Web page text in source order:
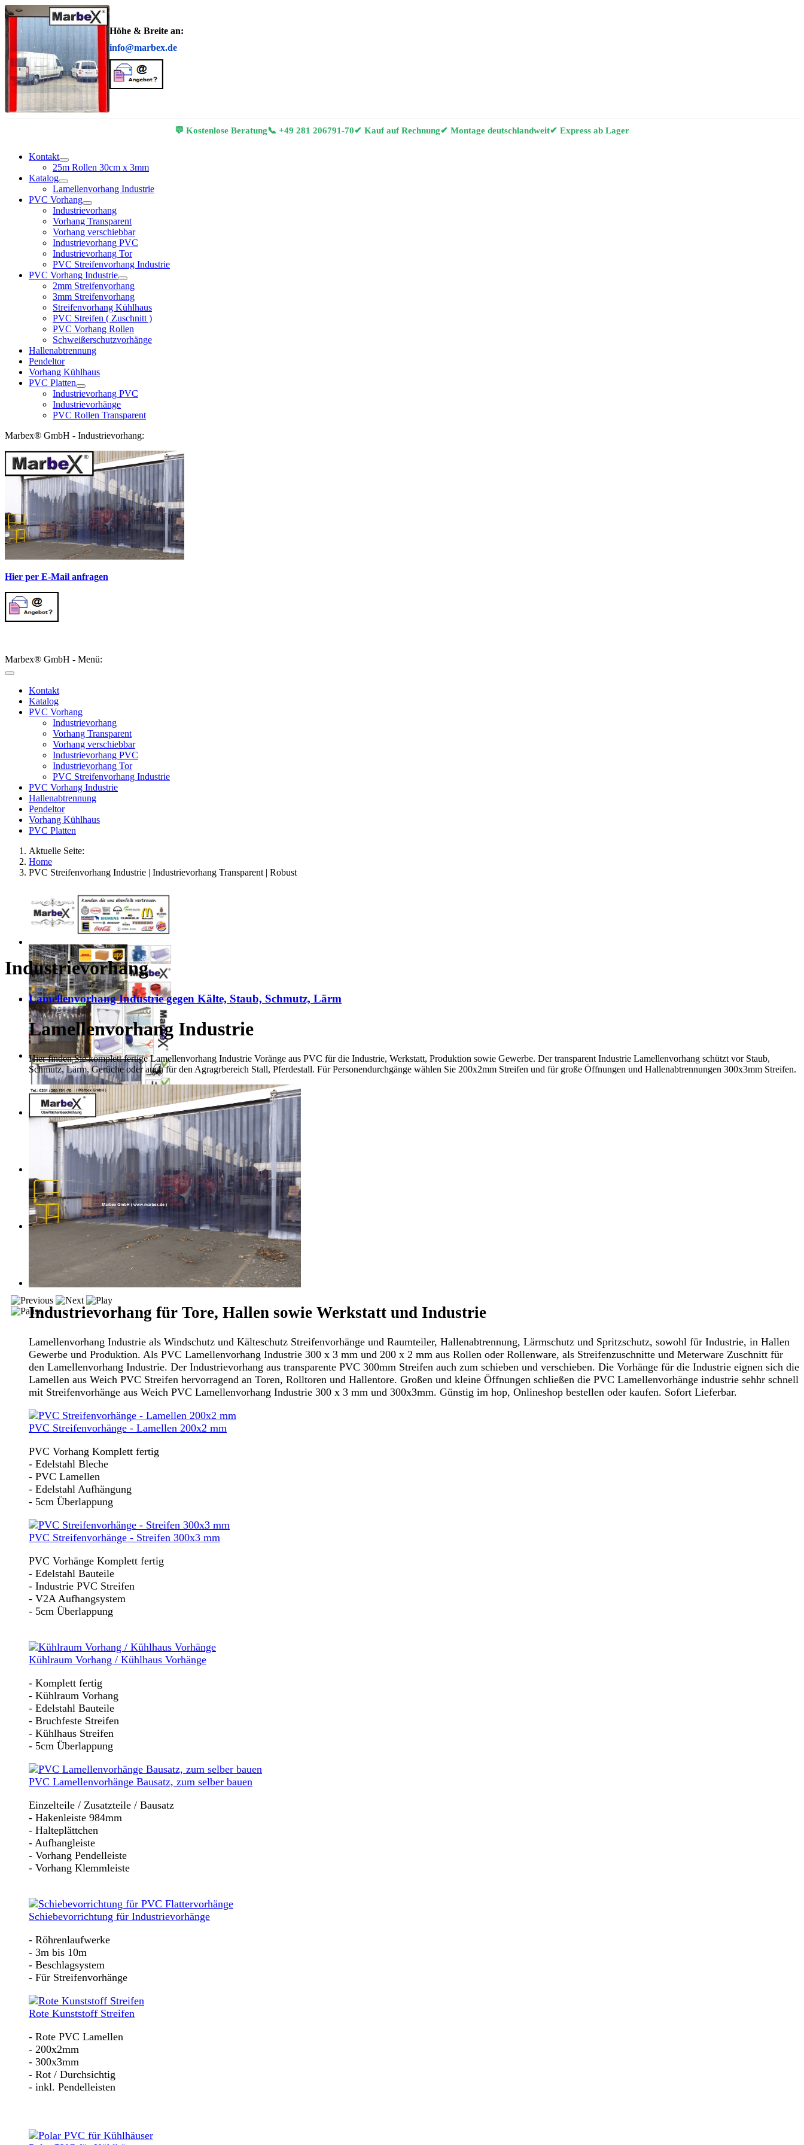
Höhe & Breite an:
info@marbex.de
💬 Kostenlose Beratung📞 +49 281 206791-70✔ Kauf auf Rechnung✔ Montage deutschlandweit✔ Express ab Lager
Kontakt
25m Rollen 30cm x 3mm
Katalog
Lamellenvorhang Industrie
PVC Vorhang
Industrievorhang
Vorhang Transparent
Vorhang verschiebbar
Industrievorhang PVC
Industrievorhang Tor
PVC Streifenvorhang Industrie
PVC Vorhang Industrie
2mm Streifenvorhang
3mm Streifenvorhang
Streifenvorhang Kühlhaus
PVC Streifen ( Zuschnitt )
PVC Vorhang Rollen
Schweißerschutzvorhänge
Hallenabtrennung
Pendeltor
Vorhang Kühlhaus
PVC Platten
Industrievorhang PVC
Industrievorhänge
PVC Rollen Transparent
Marbex® GmbH - Industrievorhang:
Hier per E-Mail anfragen
Marbex® GmbH - Menü:
Kontakt
Katalog
PVC Vorhang
Industrievorhang
Vorhang Transparent
Vorhang verschiebbar
Industrievorhang PVC
Industrievorhang Tor
PVC Streifenvorhang Industrie
PVC Vorhang Industrie
Hallenabtrennung
Pendeltor
Vorhang Kühlhaus
PVC Platten
Aktuelle Seite:
Home
PVC Streifenvorhang Industrie | Industrievorhang Transparent | Robust
Industrievorhang
Lamellenvorhang Industrie gegen Kälte, Staub, Schmutz, Lärm
Lamellenvorhang Industrie
Hier finden Sie komplett fertige Lamellenvorhang Industrie Voränge aus PVC für die Industrie, Werkstatt, Produktion sowie Gewerbe. Der transparent Industrie Lamellenvorhang schützt vor Staub,
Schmutz, Lärm, Gerüche oder auch für den Agragrbereich Stall, Pferdestall. Für Personendurchgänge wählen Sie 200x2mm Streifen und für große Öffnungen und Hallenabtrennungen 300x3mm Streifen.
Industrievorhang für Tore, Hallen sowie Werkstatt und Industrie
Lamellenvorhang Industrie als Windschutz und Kälteschutz Streifenvorhänge und Raumteiler, Hallenabtrennung, Lärmschutz und Spritzschutz, sowohl für Industrie, in Hallen
Gewerbe und Produktion. Als PVC Lamellenvorhang Industrie 300 x 3 mm und 200 x 2 mm aus Rollen oder Rollenware, als Streifenzuschnitte und Meterware Zuschnitt für
den Lamellenvorhang Industrie. Der Industrievorhang aus transparente PVC 300mm Streifen auch zum schieben und verschieben. Die Vorhänge für die Industrie eignen sich die
Lamellen aus Weich PVC Streifen hervorragend an Toren, Rolltoren und Hallentore. Großen und kleine Öffnungen schließen die PVC Lamellenvorhänge industrie sehhr schnell
mit Streifenvorhänge aus Weich PVC Lamellenvorhang Industrie 300 x 3 mm und 300x3mm. Günstig im hop, Onlineshop bestellen oder kaufen. Sofort Lieferbar.
PVC Streifenvorhänge - Lamellen 200x2 mm
PVC Vorhang Komplett fertig
- Edelstahl Bleche
- PVC Lamellen
- Edelstahl Aufhängung
- 5cm Überlappung
PVC Streifenvorhänge - Streifen 300x3 mm
PVC Vorhänge Komplett fertig
- Edelstahl Bauteile
- Industrie PVC Streifen
- V2A Aufhangsystem
- 5cm Überlappung
Kühlraum Vorhang / Kühlhaus Vorhänge
- Komplett fertig
- Kühlraum Vorhang
- Edelstahl Bauteile
- Bruchfeste Streifen
- Kühlhaus Streifen
- 5cm Überlappung
PVC Lamellenvorhänge Bausatz, zum selber bauen
Einzelteile / Zusatzteile / Bausatz
- Hakenleiste 984mm
- Halteplättchen
- Aufhangleiste
- Vorhang Pendelleiste
- Vorhang Klemmleiste
Schiebevorrichtung für Industrievorhänge
- Röhrenlaufwerke
- 3m bis 10m
- Beschlagsystem
- Für Streifenvorhänge
Rote Kunststoff Streifen
- Rote PVC Lamellen
- 200x2mm
- 300x3mm
- Rot / Durchsichtig
- inkl. Pendelleisten